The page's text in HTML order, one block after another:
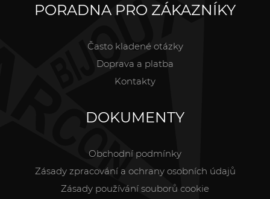
PORADNA PRO ZÁKAZNÍKY
Často kladené otázky
Doprava a platba
Kontakty
DOKUMENTY
Obchodní podmínky
Zásady zpracování a ochrany osobních údajů
Zásady používání souborů cookie